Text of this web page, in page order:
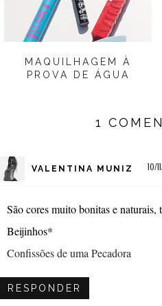
MAQUILHAGEM À
PROVA DE ÁGUA
1
VALENTINA MUNIZ 10/
São cores muito bonitas e
Beijinhos*
Confissões de uma Pecadora
RESPONDER